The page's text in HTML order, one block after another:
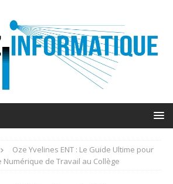
Oze Yvelines ENT : Le Guide Ultime pour
de Travail au Collège